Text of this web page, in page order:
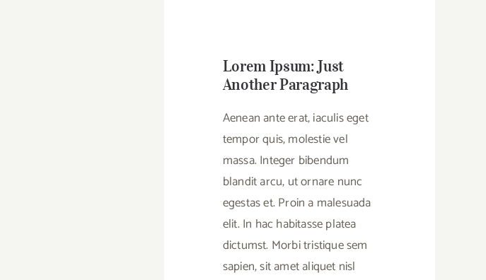
Lorem Ipsum: Just
Another Paragraph
Aenean ante erat, iaculis eget
tempor quis, molestie vel
massa. Integer bibendum
blandit arcu, ut ornare nunc
egestas et. Proin a malesuada
elit. In hac habitasse platea
dictumst. Morbi tristique sem
sapien, sit amet aliquet nisl